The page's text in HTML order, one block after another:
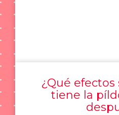
¿Qué
tiene la